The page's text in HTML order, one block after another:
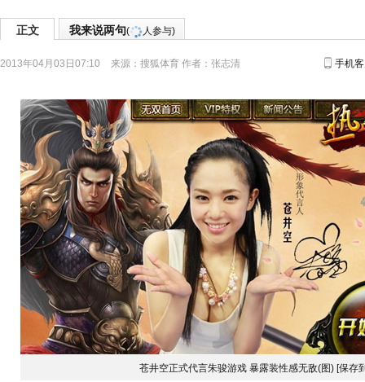
正文 我来说两句( 人参与)
2013年04月03日07:10 来源： 搜狐体育 作者：张志清 手机
苍井空正式代言朱骏游戏 暴露装性感无敌(图) [保存